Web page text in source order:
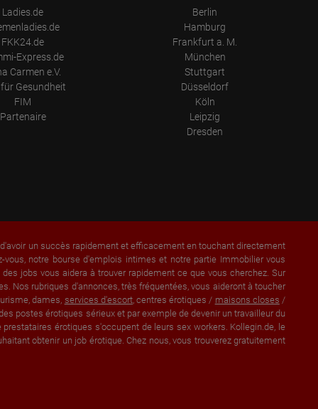
Ladies.de
FKK24.de
Express.de
Carmen e.V.
Gesundheit
FIM
Partenaire
Berlin
Hamburg
Frankfurt a. M.
München
Stuttgart
Düsseldorf
Köln
Leipzig
Dresden
un succès rapidement et efficacement en touchant directement
notre bourse d'emplois intimes et notre partie Immobilier vous
jobs vous aidera à trouver rapidement ce que vous cherchez. Sur
Nos rubriques d'annonces, très fréquentées, vous aideront à toucher
dames, services d'escort, centres érotiques / maisons closes /
postes érotiques sérieux et par exemple de devenir un travailleur du
érotiques s'occupent de leurs sex workers. Kollegin.de, le
obtenir un job érotique. Chez nous, vous trouverez gratuitement